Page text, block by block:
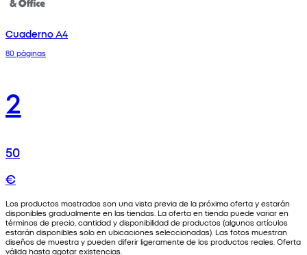
Cuaderno A4
80 páginas
2
50
€
Los productos mostrados son una vista previa de la próxima oferta y estarán
disponibles gradualmente en las tiendas. La oferta en tienda puede variar en
términos de precio, cantidad y disponibilidad de productos (algunos artículos
estarán disponibles solo en ubicaciones seleccionadas). Las fotos muestran
diseños de muestra y pueden diferir ligeramente de los productos reales. Oferta
válida hasta agotar existencias.